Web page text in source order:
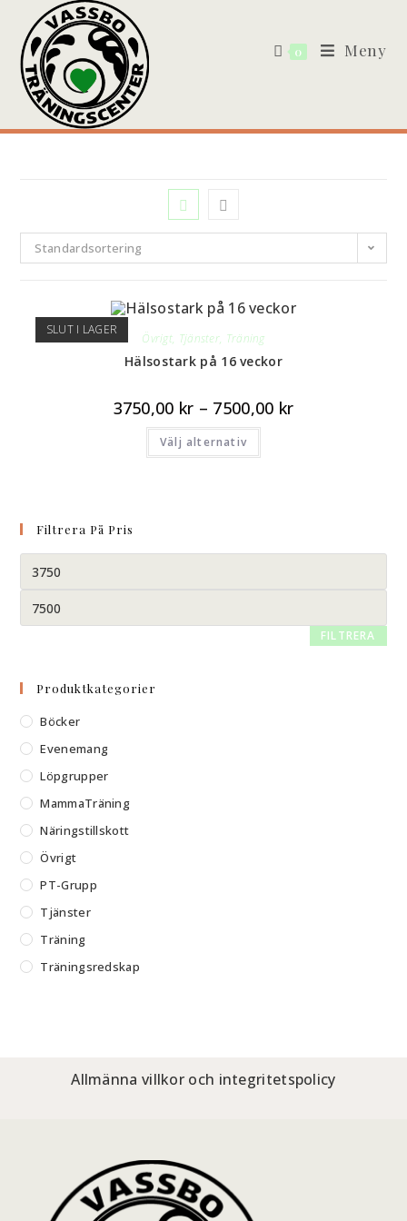
0 Meny
Standardsortering
SLUT I LAGER
Övrigt, Tjänster, Träning
Hälsostark på 16 veckor
3750,00 kr – 7500,00 kr
Välj alternativ
Filtrera På Pris
FILTRERA
Produktkategorier
Böcker
Evenemang
Löpgrupper
MammaTräning
Näringstillskott
Övrigt
PT-Grupp
Tjänster
Träning
Träningsredskap
Allmänna villkor och integritetspolicy